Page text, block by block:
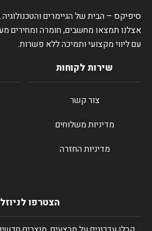
סיפיקס – הבית של הגיימרים
אצלנו תמצאו מחשבים, חומרה ומחירים
עם ליווי מקצועי ותמיכה ללא פשרות.
שירות לקוחות
צור קשר
מדיניות משלוחים
מדיניות החזרה
הצטרפו